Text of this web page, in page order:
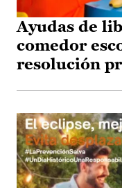
Ayudas de
comedor
resolución